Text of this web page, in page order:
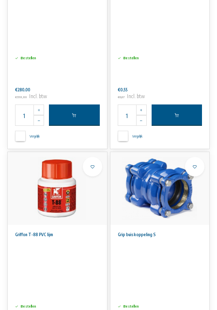
Bestellen
€280,00
€338,80 Incl. btw
Vergelijk
Bestellen
€0,55
€0,67 Incl. btw
Vergelijk
Griffon T-88 PVC lijm
Bestellen
Grip buiskoppeling S
Bestellen